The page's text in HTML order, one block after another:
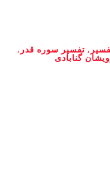
, تفسیر سوره قدر ,
گنابادی